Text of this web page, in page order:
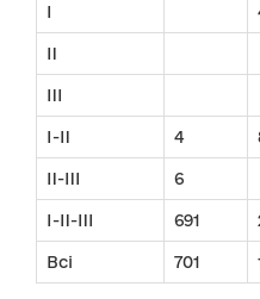
I
II
III
I-II 4
II-III 6
I-II-III 691
Всі 701